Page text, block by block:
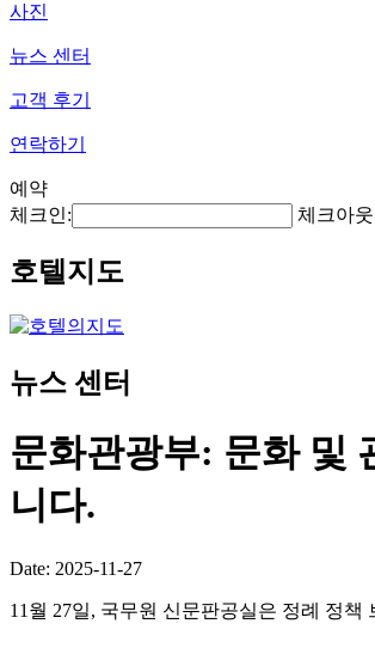
사진
뉴스 센터
고객 후기
연락하기
예약
체크인:
체크아
호텔지도
뉴스 센터
문화관광부: 문화 및
니다.
Date: 2025-11-27
11월 27일, 국무원 신문판공실은 정례 정